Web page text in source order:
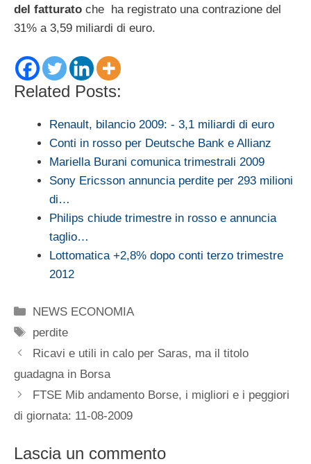
del fatturato che ha registrato una contrazione del
31% a 3,59 miliardi di euro.
Related Posts:
Renault, bilancio 2009: - 3,1 miliardi di euro
Conti in rosso per Deutsche Bank e Allianz
Mariella Burani comunica trimestrali 2009
Sony Ericsson annuncia perdite per 293 milioni
di…
Philips chiude trimestre in rosso e annuncia
taglio…
Lottomatica +2,8% dopo conti terzo trimestre
2012
Categorie
NEWS ECONOMIA
Tag
perdite
Ricavi e utili in calo per Saras, ma il titolo
guadagna in Borsa
FTSE Mib andamento Borse, i migliori e i peggiori
di giornata: 11-08-2009
Lascia un commento